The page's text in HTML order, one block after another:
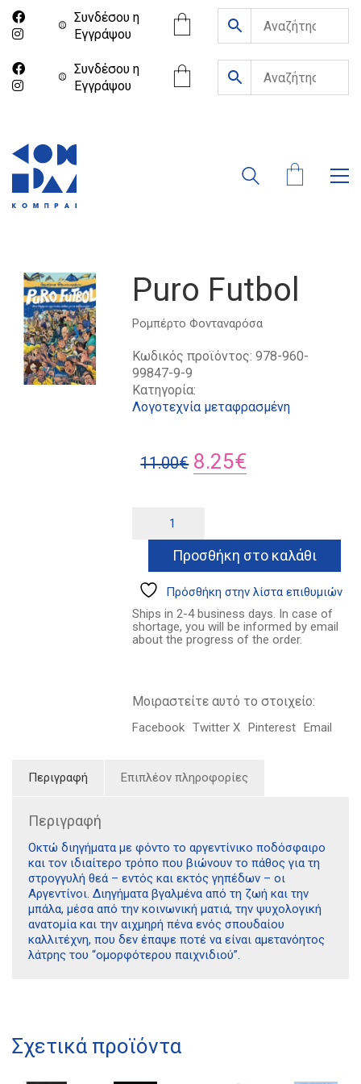
Συνδέσου η
Eγγράψου
Συνδέσου η
Eγγράψου
Puro Futbol
Ρομπέρτο Φονταναρόσα
Κωδικός προϊόντος:978-960-
99847-9-9
Κατηγορία:
Λογοτεχνία μεταφρασμένη
11.00€ Original
11.00€.
8.25€
είναι:
8.25€.
ποσότητα
Προσθήκη στο καλάθι
Πρόσθήκη στην λίστα επιθυμιών
Ships in 2-4 business days. In case of
shortage, you will be informed by email
about the progress of the order.
Μοιραστείτε αυτό το στοιχείο:
Facebook Twitter X Pinterest Email
Περιγραφή Επιπλέον πληροφορίες
Περιγραφή
Οκτώ διηγήματα με φόντο το αργεντίνικο ποδόσφαιρο
και τον ιδιαίτερο τρόπο που βιώνουν το πάθος για τη
στρογγυλή θεά – εντός και εκτός γηπέδων – οι
Αργεντίνοι. Διηγήματα βγαλμένα από τη ζωή και την
μπάλα, μέσα από την κοινωνική ματιά, την ψυχολογική
ανατομία και την αιχμηρή πένα ενός σπουδαίου
καλλιτέχνη, που δεν έπαψε ποτέ να είναι αμετανόητος
λάτρης του “ομορφότερου παιχνιδιού”.
Σχετικά προϊόντα
21 1750 8340